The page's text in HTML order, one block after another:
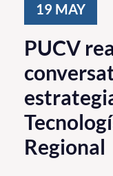
Investigación,
PUCV Internacional
Vinculación con el
Admisión
Pregrado
19 MAY
PUCV
Regional